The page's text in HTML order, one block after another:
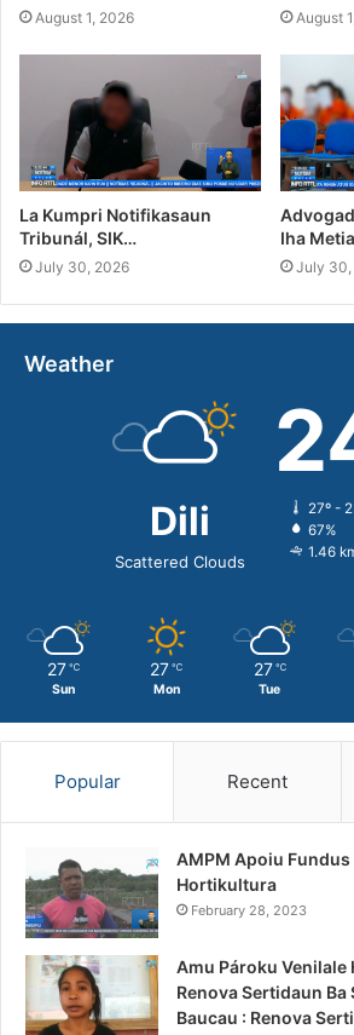
August 1, 2026 August
La Kumpri Notifikasaun
Tribunál, SIK…
July 30, 2026
Iha
July
Weather
Dili
Scattered Clouds
27º -
67%
1.46
27 ℃
Sun
27 ℃
Mon
27 ℃
Tue
Popular Recent
AMPM Apoiu
Hortikultura
February 28, 2023
Amu Pároku Venilale
Renova Sertidaun
Baucau : Renova